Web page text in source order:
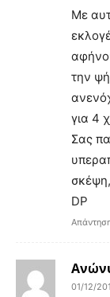
Με
την
για 4
Σας
DP
01/12/